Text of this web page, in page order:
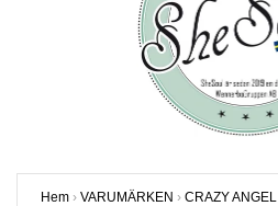
Hem › VARUMÄRKEN › CRAZY ANGEL